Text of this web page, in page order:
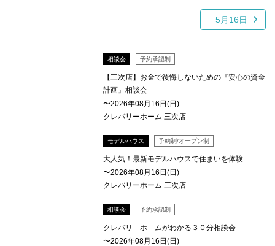
5月16日
相談会 予約承認制
【三次店】お金で後悔しないための『安心の資金
計画』相談会
〜2026年08月16日(日)
クレバリーホーム 三次店
モデルハウス 予約制/オープン制
大人気！最新モデルハウスで住まいを体験
〜2026年08月16日(日)
クレバリーホーム 三次店
相談会 予約承認制
クレバリ－ホ－ムがわかる３０分相談会
〜2026年08月16日(日)